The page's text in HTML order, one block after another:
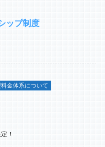
ップ制度
金体系について
！